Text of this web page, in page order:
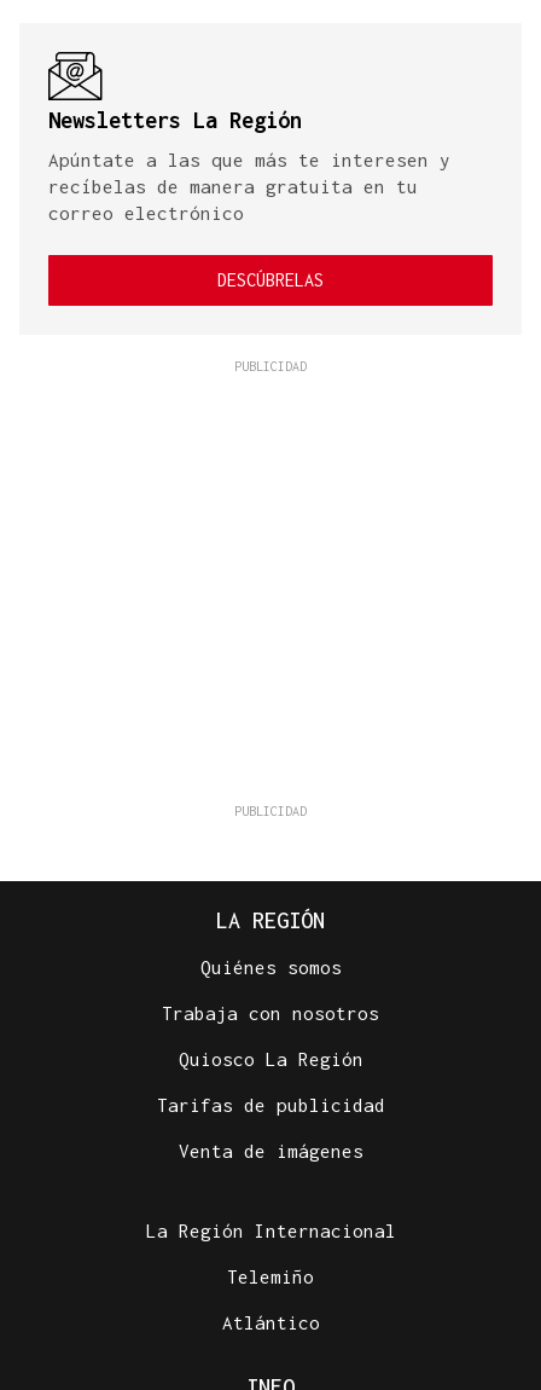
Newsletters La Región
Apúntate a las que más te interesen y
recíbelas de manera gratuita en tu
correo electrónico
DESCÚBRELAS
LA REGIÓN
Quiénes somos
Trabaja con nosotros
Quiosco La Región
Tarifas de publicidad
Venta de imágenes
La Región Internacional
Telemiño
Atlántico